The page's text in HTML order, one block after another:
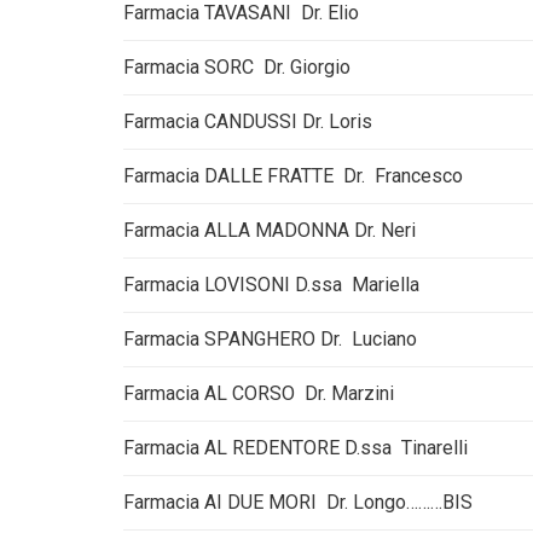
Farmacia TAVASANI Dr. Elio
Farmacia SORC Dr. Giorgio
Farmacia CANDUSSI Dr. Loris
Farmacia DALLE FRATTE Dr. Francesco
Farmacia ALLA MADONNA Dr. Neri
Farmacia LOVISONI D.ssa Mariella
Farmacia SPANGHERO Dr. Luciano
Farmacia AL CORSO Dr. Marzini
Farmacia AL REDENTORE D.ssa Tinarelli
Farmacia AI DUE MORI Dr. Longo………BIS